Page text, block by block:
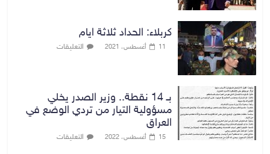
كربلاء: الحداد ثلاثة ايام
11 أغسطس، 2021 التعليقات
بـ 14 نقطة.. وزير الصدر يخلي
مسؤولية التيار من تردي الوضع في
العراق
15 أغسطس، 2022 التعليقات